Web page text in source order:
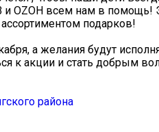
всем нам в помощь!
подарков!
а желания будут
к акции и стать добрым
района